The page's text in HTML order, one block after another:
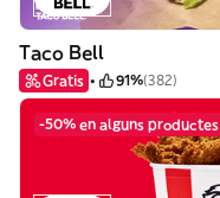
Taco Bell
Gratis 91%(382)
-50% en alguns productes